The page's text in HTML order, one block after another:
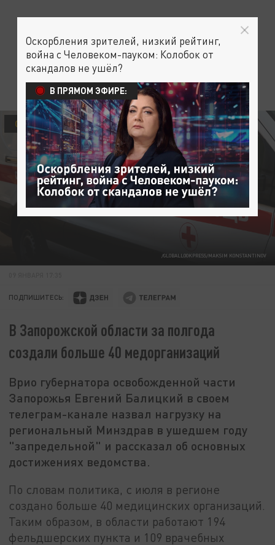
/GLOBALLOOKPRESS/MAKSIM KONSTANTINOV
ОБЩЕСТВО
ПОДПИШИТЕСЬ:
В Запорожской области за полгода
создали больше 40 медорганизаций
Врио губернатора освобожденной части
Запорожья Евгений Балицкий в своем
телеграм-канале назвал нагрузку на
региональный Минздрав в ушедшем году
"запредельной" и рассказал об основных
достижениях ведомства.
По словам политика, с июля в регионе
создано больше 40 медицинских организаций.
Таким образом, в области работают 194
фельдшерских пункта и 109 врачебных
Оскорбления зрителей, низкий рейтинг,
война с Человеком-пауком: Колобок от
скандалов не ушёл?
В ПРЯМОМ ЭФИРЕ: